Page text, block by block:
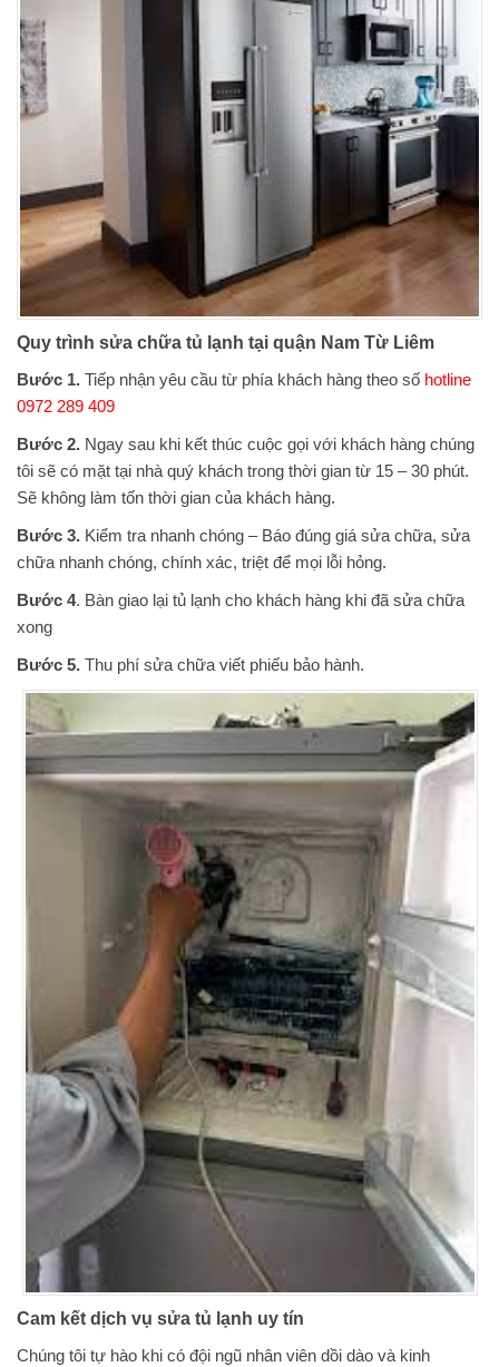
Quy trình sửa chữa tủ lạnh tại quận Nam Từ Liêm
Bước 1. Tiếp nhận yêu cầu từ phía khách hàng theo số hotline
0972 289 409
Bước 2. Ngay sau khi kết thúc cuộc gọi với khách hàng chúng
tôi sẽ có mặt tại nhà quý khách trong thời gian từ 15 – 30 phút.
Sẽ không làm tốn thời gian của khách hàng.
Bước 3. Kiểm tra nhanh chóng – Báo đúng giá sửa chữa, sửa
chữa nhanh chóng, chính xác, triệt để mọi lỗi hỏng.
Bước 4. Bàn giao lại tủ lạnh cho khách hàng khi đã sửa chữa
xong
Bước 5. Thu phí sửa chữa viết phiếu bảo hành.
Cam kết dịch vụ sửa tủ lạnh uy tín
Chúng tôi tự hào khi có đội ngũ nhân viên dồi dào và kinh